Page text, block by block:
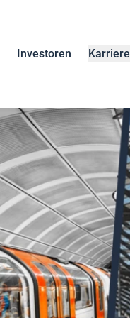
Investoren Karriere